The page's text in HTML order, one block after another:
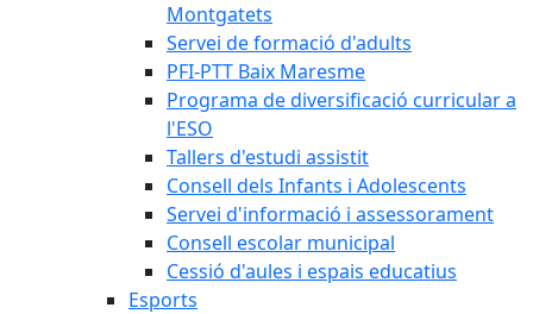
Montgatets
Servei de formació d'adults
PFI-PTT Baix Maresme
Programa de diversificació curricular a
l'ESO
Tallers d'estudi assistit
Consell dels Infants i Adolescents
Servei d'informació i assessorament
Consell escolar municipal
Cessió d'aules i espais educatius
Esports